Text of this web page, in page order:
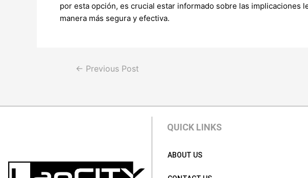
por esta opción, es crucial estar informado sobre las
manera más segura y efectiva.
← Previous Post
QUICK LINKS
ABOUT US